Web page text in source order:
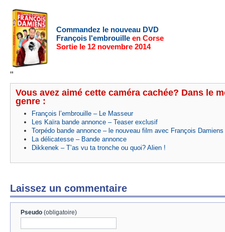
Commandez le nouveau DVD
François l'embrouille en Corse
Sortie le 12 novembre 2014
"
Vous avez aimé cette caméra cachée? Dans le
genre :
François l’embrouille – Le Masseur
Les Kaïra bande annonce – Teaser exclusif
Torpédo bande annonce – le nouveau film avec François Damiens
La délicatesse – Bande annonce
Dikkenek – T’as vu ta tronche ou quoi? Alien !
Laissez un commentaire
Pseudo (obligatoire)